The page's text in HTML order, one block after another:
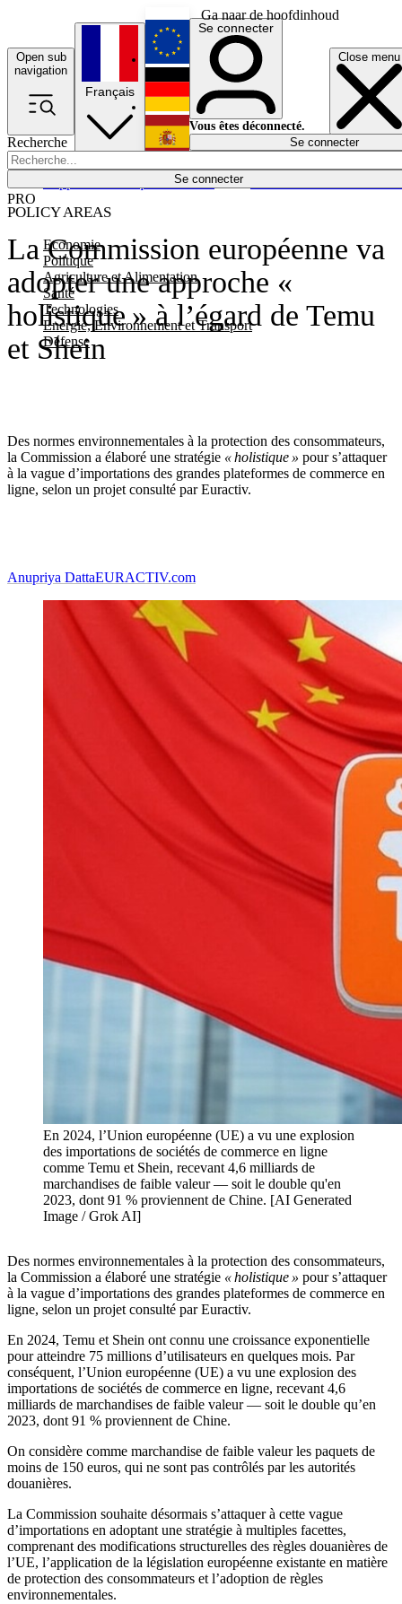
Ga naar de hoofdinhoud
Open sub
navigation
Close menu
Recherche
Se connecter
POLICY AREAS
Economie
Politique
Agriculture et Alimentation
Santé
Technologies
Energie, Environnement et Transport
Défense
Économie
Français
English
Deutsch
Español
Se connecter
Vous êtes déconnecté.
Se connecter
La Commission européenne va
adopter une approche «
holistique » à l’égard de Temu
et Shein
Des normes environnementales à la protection des consommateurs,
la Commission a élaboré une stratégie « holistique » pour s’attaquer
à la vague d’importations des grandes plateformes de commerce en
ligne, selon un projet consulté par Euractiv.
PRO
Anupriya DattaEURACTIV.com
En 2024, l’Union européenne (UE) a vu une explosion
des importations de sociétés de commerce en ligne
comme Temu et Shein, recevant 4,6 milliards de
marchandises de faible valeur — soit le double qu'en
2023, dont 91 % proviennent de Chine. [AI Generated
Image / Grok AI]
Des normes environnementales à la protection des consommateurs,
la Commission a élaboré une stratégie « holistique » pour s’attaquer
à la vague d’importations des grandes plateformes de commerce en
ligne, selon un projet consulté par Euractiv.
En 2024, Temu et Shein ont connu une croissance exponentielle
pour atteindre 75 millions d’utilisateurs en quelques mois. Par
conséquent, l’Union européenne (UE) a vu une explosion des
importations de sociétés de commerce en ligne, recevant 4,6
milliards de marchandises de faible valeur — soit le double qu’en
2023, dont 91 % proviennent de Chine.
On considère comme marchandise de faible valeur les paquets de
moins de 150 euros, qui ne sont pas contrôlés par les autorités
douanières.
La Commission souhaite désormais s’attaquer à cette vague
d’importations en adoptant une stratégie à multiples facettes,
comprenant des modifications structurelles des règles douanières de
l’UE, l’application de la législation européenne existante en matière
de protection des consommateurs et l’adoption de règles
environnementales.